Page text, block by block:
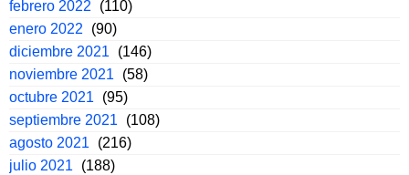
febrero 2022
(110)
enero 2022
(90)
diciembre 2021
(146)
noviembre 2021
(58)
octubre 2021
(95)
septiembre 2021
(108)
agosto 2021
(216)
julio 2021
(188)